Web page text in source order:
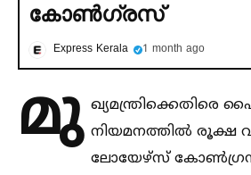
കോണ്‍ഗ്രസ്
Express Kerala 1 month ago
മു ഖ്യമന്ത്രിക്കെതിരെ
നിയമനത്തില്‍ രൂക്ഷ
ലോയേഴ്സ്